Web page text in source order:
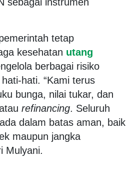
tetap
kesehatan utang
berbagai risiko
hati. “Kami terus
bunga, nilai tukar, dan
refinancing. Seluruh
dalam batas aman, baik
maupun jangka
Mulyani.